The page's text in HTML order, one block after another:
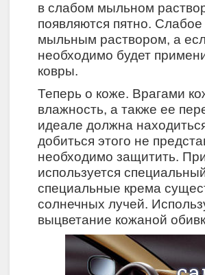
в слабом мыльном
появляются пятно.
мыльным раствором, а
необходимо будет
ковры.
Теперь о коже. Врагами
влажность, а также ее
идеале должна
добиться этого не
необходимо защитить.
используется
специальные крема
солнечных лучей.
выцветание кожаной